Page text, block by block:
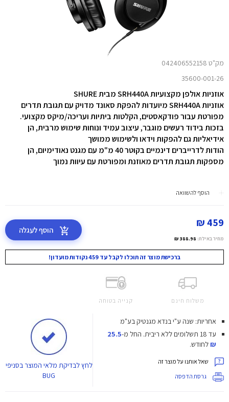
מק"ט 042406552158
35600-001-26
אוזניות אולפן מקצועיות SRH440A מבית SHURE
אוזניות SRH440A מיועדות להפקת סאונד מדויק עם תגובת תדרים
מפורטת עבור פודקאסטים, הקלטות ביתיות ועריכה/מיקס מקצועי.
בזכות בידוד רעשים מוגבר, עיצוב עמיד ונוחות שימוש מרבית, הן
אידיאליות גם להפקות וידאו ולשימוש ממושך
הודות לדרייברים דינמיים בקוטר 40 מ"מ עם מגנט נאודימיום, הן
מספקות תגובת תדרים מאוזנת ומפורטת עם עיוות נמוך
הוסף להשוואה
459 ₪
מחיר באילת: 388.98 ₪
הוסף לעגלה
ברכישת מוצר זה תוכלו לקבל עד 459 נקודות מועדון!
משלוח חינם קנייה בטוחה
אחריות: שנה ע"י בנדא מגנטיק בע"מ
עד 18 תשלומים ללא ריבית.
החל מ-25.5
₪לחודש.
שאל אותנו על מוצר זה
גרסת הדפסה
לחץלבדיקת מלאי המוצר בסניפי
BUG